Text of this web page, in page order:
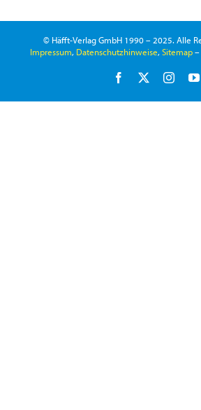
© Häfft-Verlag GmbH 1990 – 2025. Alle
Impressum, Datenschutzhinweise,Sitemap–
Facebook